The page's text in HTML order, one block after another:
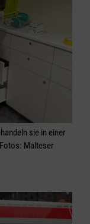
sie in einer
Malteser